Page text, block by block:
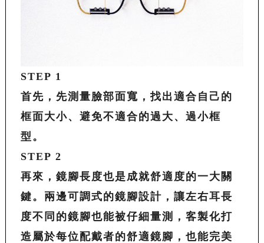
STEP 1
首先，先測量臉部面寬，找出適合自己的
框面大小、避免不適合的過大、過小框
型。
STEP 2
再來，鏡腳長度也是成就舒適度的一大關
鍵。兩邊可調式的鏡腳設計，讓左右耳長
度不同的鏡腳也能被仔細量測，客製化打
造屬於每位配戴者的舒適鏡腳，也能完美